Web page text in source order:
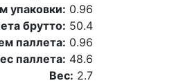
упаковки: 0.96
брутто: 50.4
паллета: 0.96
паллета: 48.6
Вес: 2.7